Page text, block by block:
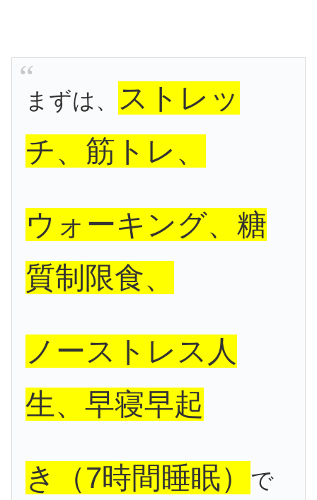
まずは、 ストレッ
チ、筋トレ、
ウォーキング、糖
質制限食、
ノーストレス人
生、早寝早起
き（7時間睡眠） で